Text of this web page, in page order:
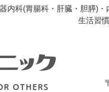
科(胃腸科・肝臓・胆膵)・
生活習